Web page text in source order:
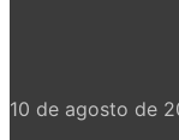
10 de agosto de